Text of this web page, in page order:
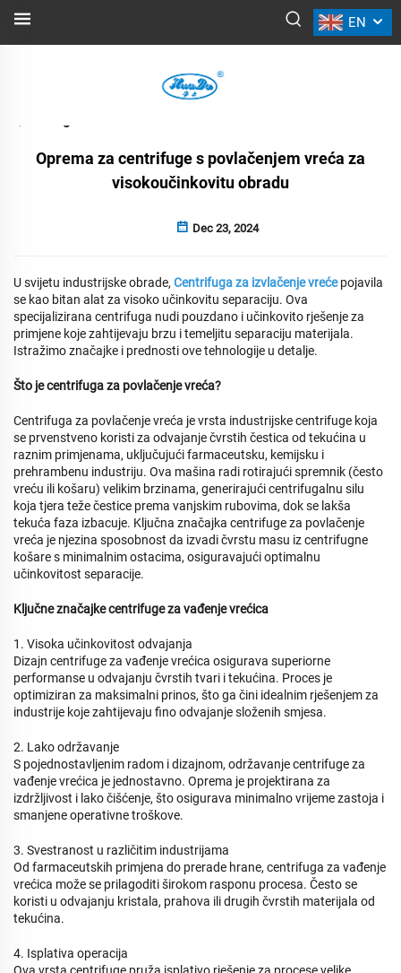
EN
VIJESTI
Oprema za centrifuge s povlačenjem vreća za
visokoučinkovitu obradu
Dec 23, 2024
U svijetu industrijske obrade, Centrifuga za izvlačenje vrećepojavila
se kao bitan alat za visoko učinkovitu separaciju. Ova
specijalizirana centrifuga nudi pouzdano i učinkovito rješenje za
primjene koje zahtijevaju brzu i temeljitu separaciju materijala.
Istražimo značajke i prednosti ove tehnologije u detalje.
Što je centrifuga za povlačenje vreća?
Centrifuga za povlačenje vreća je vrsta industrijske centrifuge koja
se prvenstveno koristi za odvajanje čvrstih čestica od tekućina u
raznim primjenama, uključujući farmaceutsku, kemijsku i
prehrambenu industriju. Ova mašina radi rotirajući spremnik (često
vreću ili košaru) velikim brzinama, generirajući centrifugalnu silu
koja tjera teže čestice prema vanjskim rubovima, dok se lakša
tekuća faza izbacuje. Ključna značajka centrifuge za povlačenje
vreća je njezina sposobnost da izvadi čvrstu masu iz centrifugne
košare s minimalnim ostacima, osiguravajući optimalnu
učinkovitost separacije.
Ključne značajke centrifuge za vađenje vrećica
1. Visoka učinkovitost odvajanja
Dizajn centrifuge za vađenje vrećica osigurava superiorne
performanse u odvajanju čvrstih tvari i tekućina. Proces je
optimiziran za maksimalni prinos, što ga čini idealnim rješenjem za
industrije koje zahtijevaju fino odvajanje složenih smjesa.
2. Lako održavanje
S pojednostavljenim radom i dizajnom, održavanje centrifuge za
vađenje vrećica je jednostavno. Oprema je projektirana za
izdržljivost i lako čišćenje, što osigurava minimalno vrijeme zastoja i
smanjene operativne troškove.
3. Svestranost u različitim industrijama
Od farmaceutskih primjena do prerade hrane, centrifuga za vađenje
vrećica može se prilagoditi širokom rasponu procesa. Često se
koristi u odvajanju kristala, prahova ili drugih čvrstih materijala od
tekućina.
4. Isplativa operacija